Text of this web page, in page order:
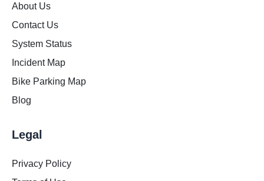
About Us
Contact Us
System Status
Incident Map
Bike Parking Map
Blog
Legal
Privacy Policy